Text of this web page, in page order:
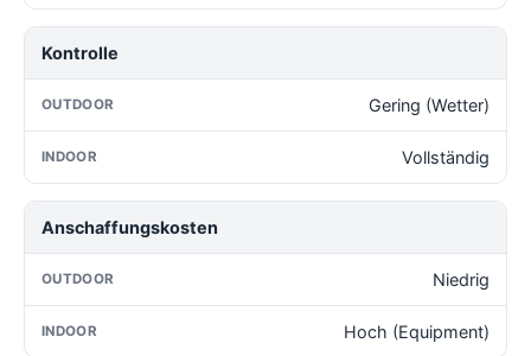
Kontrolle
Gering (Wetter)
Vollständig
Anschaffungskosten
Niedrig
Hoch (Equipment)